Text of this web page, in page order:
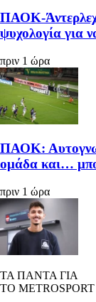
ΠΑΟΚ-
ψυχολογία για
πριν 1 ώρα
ΠΑΟΚ:
ομάδα και…
πριν 1 ώρα
ΤΑ ΠΑΝΤΑ ΓΙΑ
ΤΟ METROSPORT